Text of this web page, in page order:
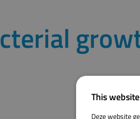
This
Deze website